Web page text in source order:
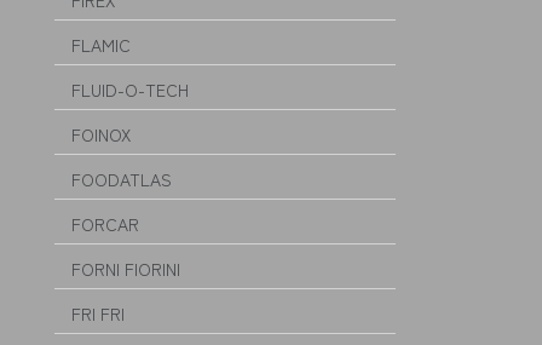
FLAMIC
FLUID-O-TECH
FOINOX
FOODATLAS
FORCAR
FORNI FIORINI
FRI FRI